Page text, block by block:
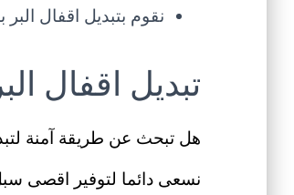
نقوم بتبديل اقفال
تبديل اقفال
هل تبحث عن طريقة آمنة
نسعى دائما لتوفير اقصى